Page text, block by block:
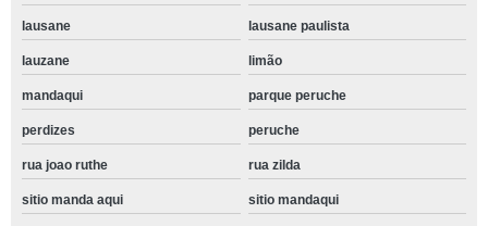
lausane lausane paulista
lauzane limão
mandaqui parque peruche
perdizes peruche
rua joao ruthe rua zilda
sitio manda aqui sitio mandaqui